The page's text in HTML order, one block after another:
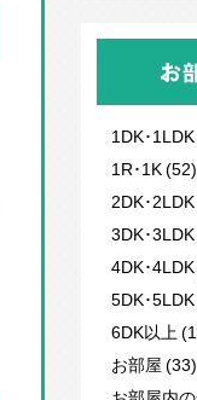
お
1DK･
1R･1K (52)
2DK･
3DK･
4DK･
5DK･
6DK以上
お部屋 (33)